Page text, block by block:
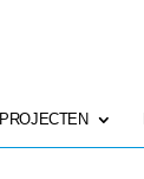
PROJECTEN